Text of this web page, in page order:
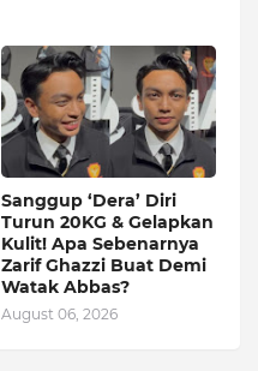
Sanggup ‘Dera’ Diri
Turun 20KG & Gelapkan
Kulit! Apa Sebenarnya
Zarif Ghazzi Buat Demi
Watak Abbas?
August 06, 2026